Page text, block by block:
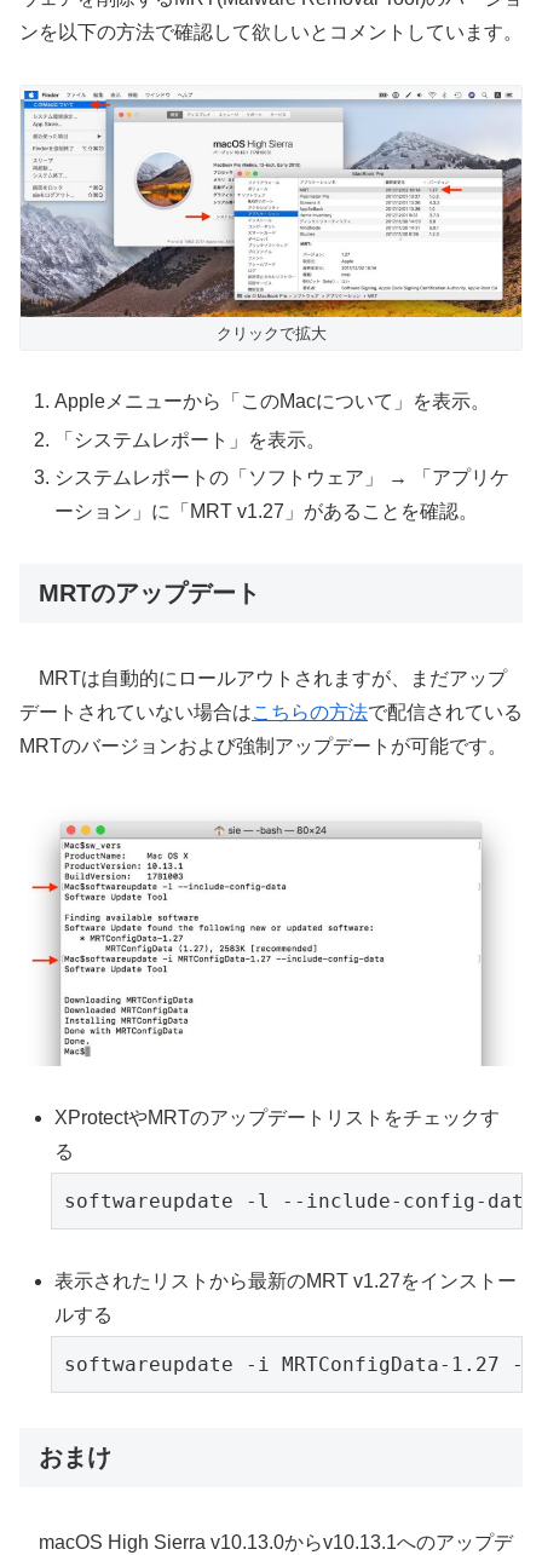
ンを以下の方法で確認して欲しいとコメントしています。
クリックで拡大
Appleメニューから「このMacについて」を表示。
「システムレポート」を表示。
システムレポートの「ソフトウェア」 → 「アプリケ
ーション」に「MRT v1.27」があることを確認。
MRTのアップデート
MRTは自動的にロールアウトされますが、まだアップ
デートされていない場合はこちらの方法で配信されている
MRTのバージョンおよび強制アップデートが可能です。
XProtectやMRTのアップデートリストをチェックす
る
softwareupdate -l --include-config-data
表示されたリストから最新のMRT v1.27をインストー
ルする
softwareupdate -i MRTConfigData-1.27
おまけ
macOS High Sierra v10.13.0からv10.13.1へのアップデ